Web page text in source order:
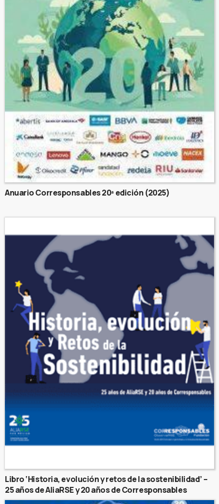
Anuario Corresponsables 20ª edición (2025)
Libro ‘Historia, evolución y retos de la sostenibilidad’ –
25 años de AliaRSE y 20 años de Corresponsables